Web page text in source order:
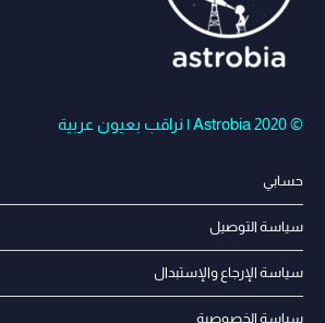
© Astrobia 2020 | نراقب بعيون عربية
حسابي
سياسة التوصيل
سياسة الإرجاع والإستبدال
سياسة الخصوصية